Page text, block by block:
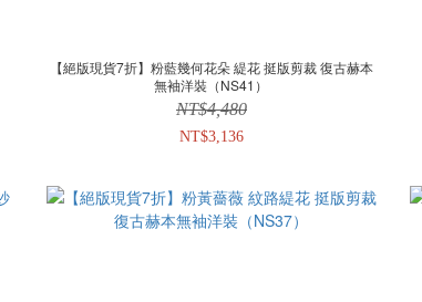
【絕版現貨7折】粉藍幾何花朵 緹花 挺版剪裁 復古赫本
無袖洋裝（NS41）
NT$4,480
NT$3,136